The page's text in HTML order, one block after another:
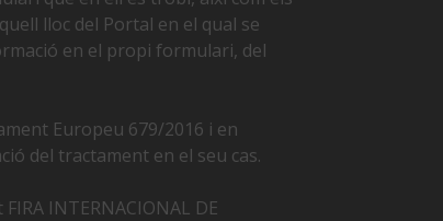
lloc del Portal en el qual se
en el propi formulari, del
Europeu 679/2016 i en
del tractament en el seu cas.
INTERNACIONAL DE